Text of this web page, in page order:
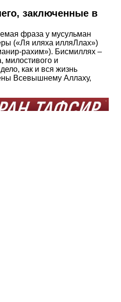
заключенные в
фраза у мусульман
(«Ля иляха илляЛлах»)
рахим»). Бисмиллях –
милостивого и
как и вся жизнь
Всевышнему Аллаху,